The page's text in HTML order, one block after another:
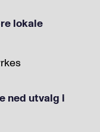
lokale
ned utvalg i